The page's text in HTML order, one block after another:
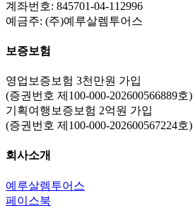
계좌번호: 845701-04-112996
예금주: (주)예루살렘투어스
보증보험
영업보증보험 3천만원 가입
(증권번호 제100-000-202600566889호)
기획여행보증보험 2억원 가입
(증권번호 제100-000-202600567224호)
회사소개
예루살렘투어스
페이스북